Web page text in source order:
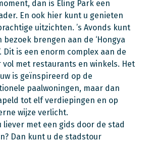
dan is Eling Park een
En ook hier kunt u genieten
uitzichten. ’s Avonds kunt
bezoek brengen aan de ‘Hongya
Dit is een enorm complex aan de
vol met restaurants en winkels. Het
is geïnspireerd op de
paalwoningen, maar dan
tot elf verdiepingen en op
wijze verlicht.
liever met een gids door de stad
Dan kunt u de stadstour